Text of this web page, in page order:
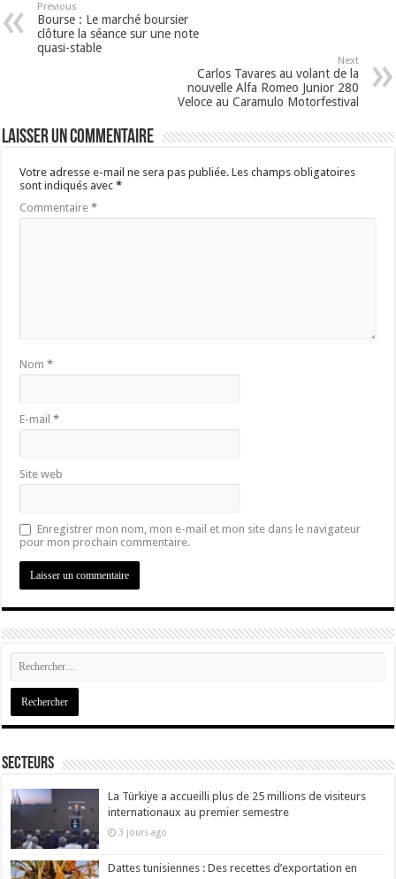
Previous
Bourse : Le marché boursier
clôture la séance sur une note
quasi-stable
Next
Carlos Tavares au volant de la
nouvelle Alfa Romeo Junior 280
Veloce au Caramulo Motorfestival
Laisser un commentaire
Votre adresse e-mail ne sera pas publiée. Les champs obligatoires
sont indiqués avec*
Commentaire*
Nom*
E-mail*
Site web
Enregistrer mon nom, mon e-mail et mon site dans le navigateur
pour mon prochain commentaire.
Secteurs
La Türkiye a accueilli plus de 25 millions de visiteurs
internationaux au premier semestre
3 jours ago
Dattes tunisiennes : Des recettes d’exportation en